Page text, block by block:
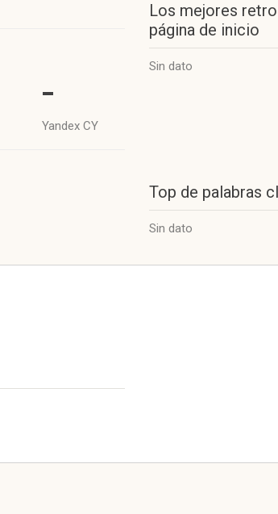
-
Yandex CY
Los mejores
página de inicio
Sin dato
Top de palabras
Sin dato